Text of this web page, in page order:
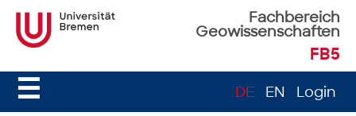
Fachbereich
Geowissenschaften
FB5
☰ DE EN Login